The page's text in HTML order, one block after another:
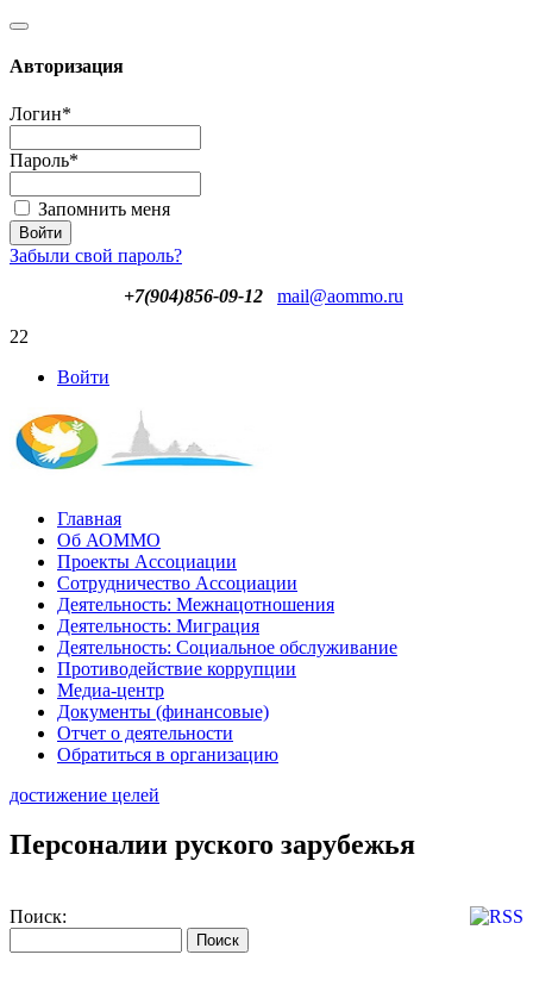
Авторизация
Логин*
Пароль*
Запомнить меня
Забыли свой пароль?
+7(904)856-09-12
mail@aommo.ru
22
Войти
Главная
Об АОММО
Проекты Ассоциации
Сотрудничество Ассоциации
Деятельность: Межнацотношения
Деятельность: Миграция
Деятельность: Социальное обслуживание
Противодействие коррупции
Медиа-центр
Документы (финансовые)
Отчет о деятельности
Обратиться в организацию
достижение целей
Персоналии руского зарубежья
Поиск: